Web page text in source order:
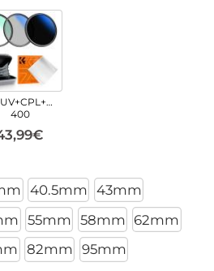
400
40.5mm 43mm
55mm 58mm 62mm
82mm 95mm